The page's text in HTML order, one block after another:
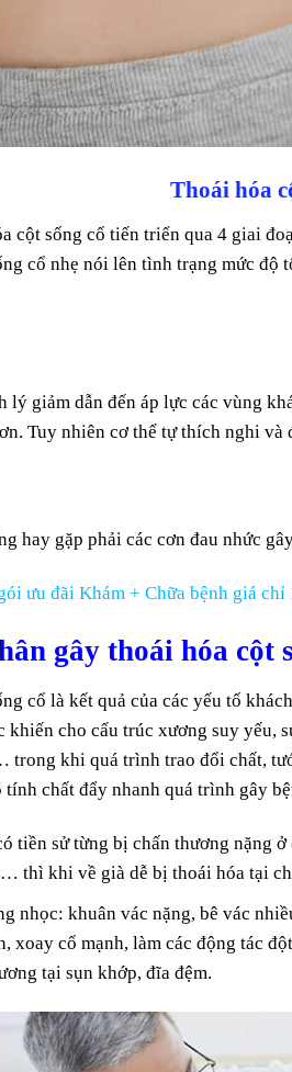
Thoái hóa
cột sống cổ tiến triển qua 4 giai
cổ nhẹ nói lên tình trạng mức
lý giảm dẫn đến áp lực các vùng
Tuy nhiên cơ thể tự thích nghi và
hay gặp phải các cơn đau nhức
ưu đãi Khám + Chữa bệnh giá
gây thoái hóa cột
cổ là kết quả của các yếu tố
khiến cho cấu trúc xương suy yếu,
trong khi quá trình trao đổi chất,
tính chất đẩy nhanh quá trình gây
tiền sử từng bị chấn thương nặng
thì khi về già dễ bị thoái hóa tại
nhọc: khuân vác nặng, bê vác
xoay cổ mạnh, làm các động tác
tại sụn khớp, đĩa đệm.